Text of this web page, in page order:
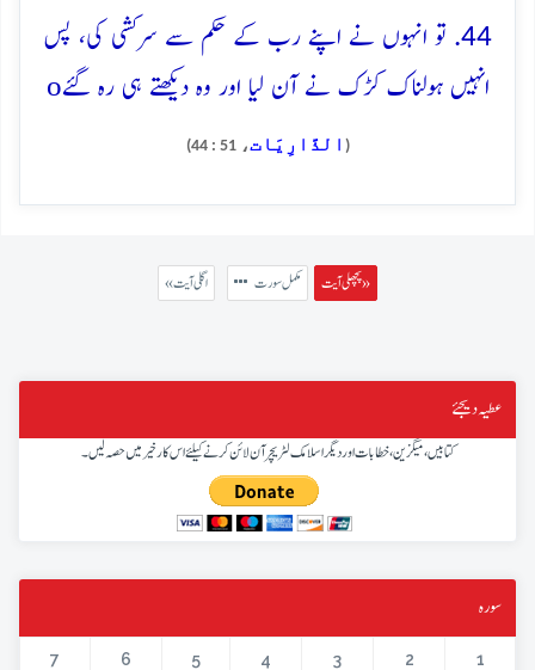
44. تو انہوں نے اپنے رب کے حکم سے سرکشی کی، پس
انہیں ہولناک کڑک نے آن لیا اور وہ دیکھتے ہی رہ گئےo
( الذَّارِيَات، 51 : 44)
پچھلی آیت » مکمل سورت « اگلی آیت
عطیہ دیجئے
کتابیں، میگزین، خطابات اور دیگر اسلامک لٹریچر آن لائن کرنے کیلئے اس کار خیر میں حصہ لیں۔
سورہ
1
2
3
4
5
6
7